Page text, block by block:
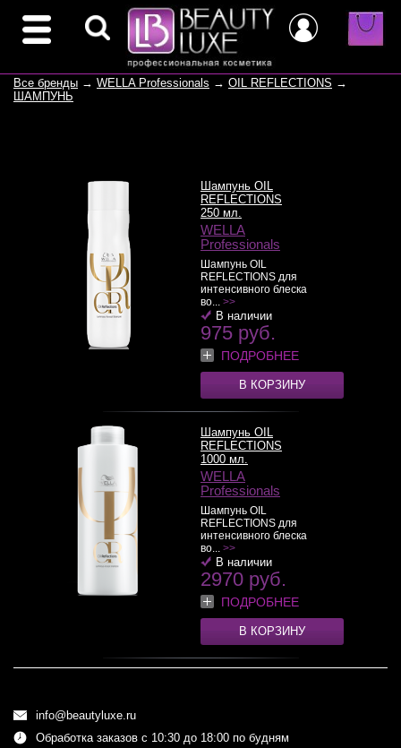
Все бренды → WELLA Professionals → OIL REFLECTIONS →
ШАМПУНЬ
Шампунь OIL
REFLECTIONS
250 мл.
WELLA
Professionals
Шампунь OIL
REFLECTIONS для
интенсивного блеска
во... >>
В наличии
975 руб.
ПОДРОБНЕЕ
В КОРЗИНУ
Шампунь OIL
REFLECTIONS
1000 мл.
WELLA
Professionals
Шампунь OIL
REFLECTIONS для
интенсивного блеска
во... >>
В наличии
2970 руб.
ПОДРОБНЕЕ
В КОРЗИНУ
info@beautyluxe.ru
Обработка заказов с 10:30 до 18:00 по будням